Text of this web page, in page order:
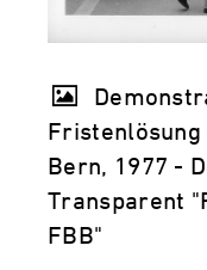
Fristenlösung
Bern, 1977 -
Transparent
FBB"